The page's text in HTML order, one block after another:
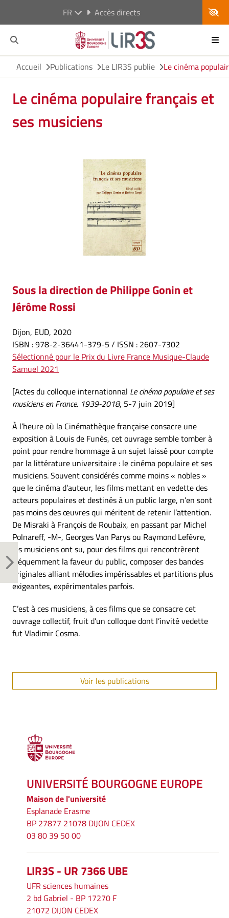
FR Accès directs
Accueil Publications Le LIR3S publie Le cinéma
Le cinéma populaire français et
ses musiciens
Sous la directiondePhilippe Gonin et
Jérôme Rossi
Dijon, EUD, 2020
ISBN : 978-2-36441-379-5 / ISSN : 2607-7302
Sélectionné pour le Prix du Livre France Musique-Claude
Samuel 2021
[Actes du colloque internationnal Le cinéma populaire et ses
musiciens en France. 1939-2018, 5-7 juin 2019]
À l’heure où la Cinémathèque française consacre une
exposition à Louis de Funès, cet ouvrage semble tomber à
point pour rendre hommage à un sujet laissé pour compte
par la littérature universitaire : le cinéma populaire et ses
musiciens. Souvent considérés comme moins « nobles »
que le cinéma d’auteur, les films mettant en vedette des
acteurs populaires et destinés à un public large, n’en sont
pas moins des œuvres qui méritent de retenir l’attention.
De Misraki à François de Roubaix, en passant par Michel
Polnareff, -M-, Georges Van Parys ou Raymond Lefèvre,
les musiciens ont su, pour des films qui rencontrèrent
fréquemment la faveur du public, composer des bandes
originales alliant mélodies impérissables et partitions plus
exigeantes, expérimentales parfois.
C’est à ces musiciens, à ces films que se consacre cet
ouvrage collectif, fruit d’un colloque dont l’invité vedette
fut Vladimir Cosma.
Voir les publications
UNIVERSITÉ BOURGOGNE EUROPE
Maison de l'université
Esplanade Erasme
BP 27877 21078 DIJON CEDEX
03 80 39 50 00
LIR3S - UR 7366 UBE
UFR sciences humaines
2 bd Gabriel - BP 17270 F
21072 DIJON CEDEX